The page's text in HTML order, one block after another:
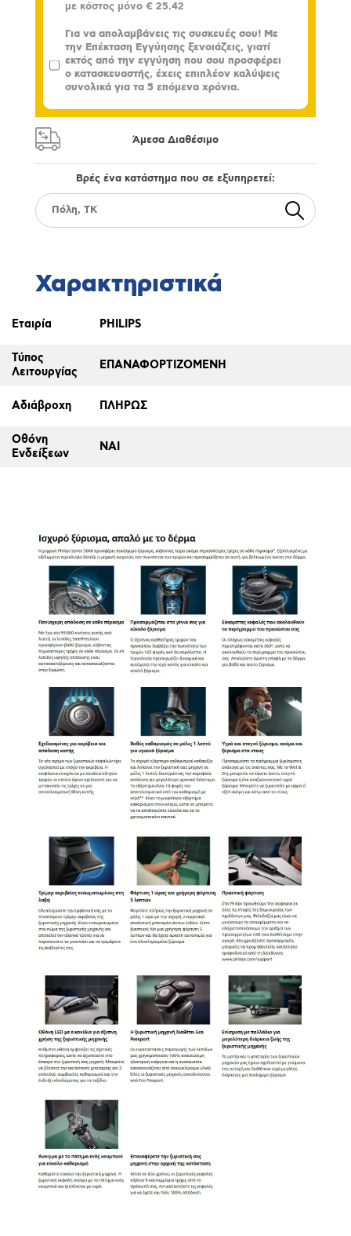
με κόστος μόνο € 25.42
Για να απολαμβάνεις τις συσκευές σου! Με
την Επέκταση Εγγύησης ξενοιάζεις, γιατί
εκτός από την εγγύηση που σου προσφέρει
ο κατασκευαστής, έχεις επιπλέον καλύψεις
συνολικά για τα 5 επόμενα χρόνια.
Άμεσα Διαθέσιμο
Βρές ένα κατάστημα που σε εξυπηρετεί:
Χαρακτηριστικά
Εταιρία PHILIPS
Τύπος
Λειτουργίας
ΕΠΑΝΑΦΟΡΤΙΖΟΜΕΝΗ
Αδιάβροχη ΠΛΗΡΩΣ
Οθόνη
Ενδείξεων
ΝΑΙ